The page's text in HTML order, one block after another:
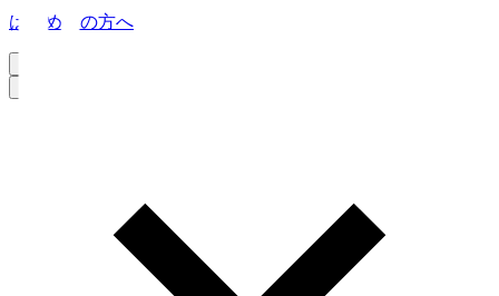
はじめての方へ